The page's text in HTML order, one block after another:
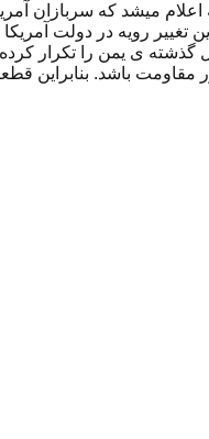
اعلام میشد که سربازان
تغییر رویه در دولت
که آمریکایی ها پس از یک هفته تهدید،
باشد. بنابراین